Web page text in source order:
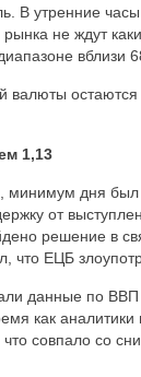
В утренние
не ждут
вблизи
1,13
дня был
от
решение в
ЕЦБ
данные по
как
совпало со